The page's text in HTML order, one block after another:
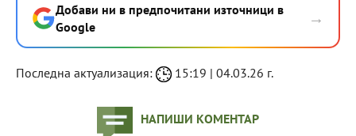
Добави ни в предпочитани източници в
Google
→
Последна актуализация: 15:19 | 04.03.26 г.
НАПИШИ КОМЕНТАР